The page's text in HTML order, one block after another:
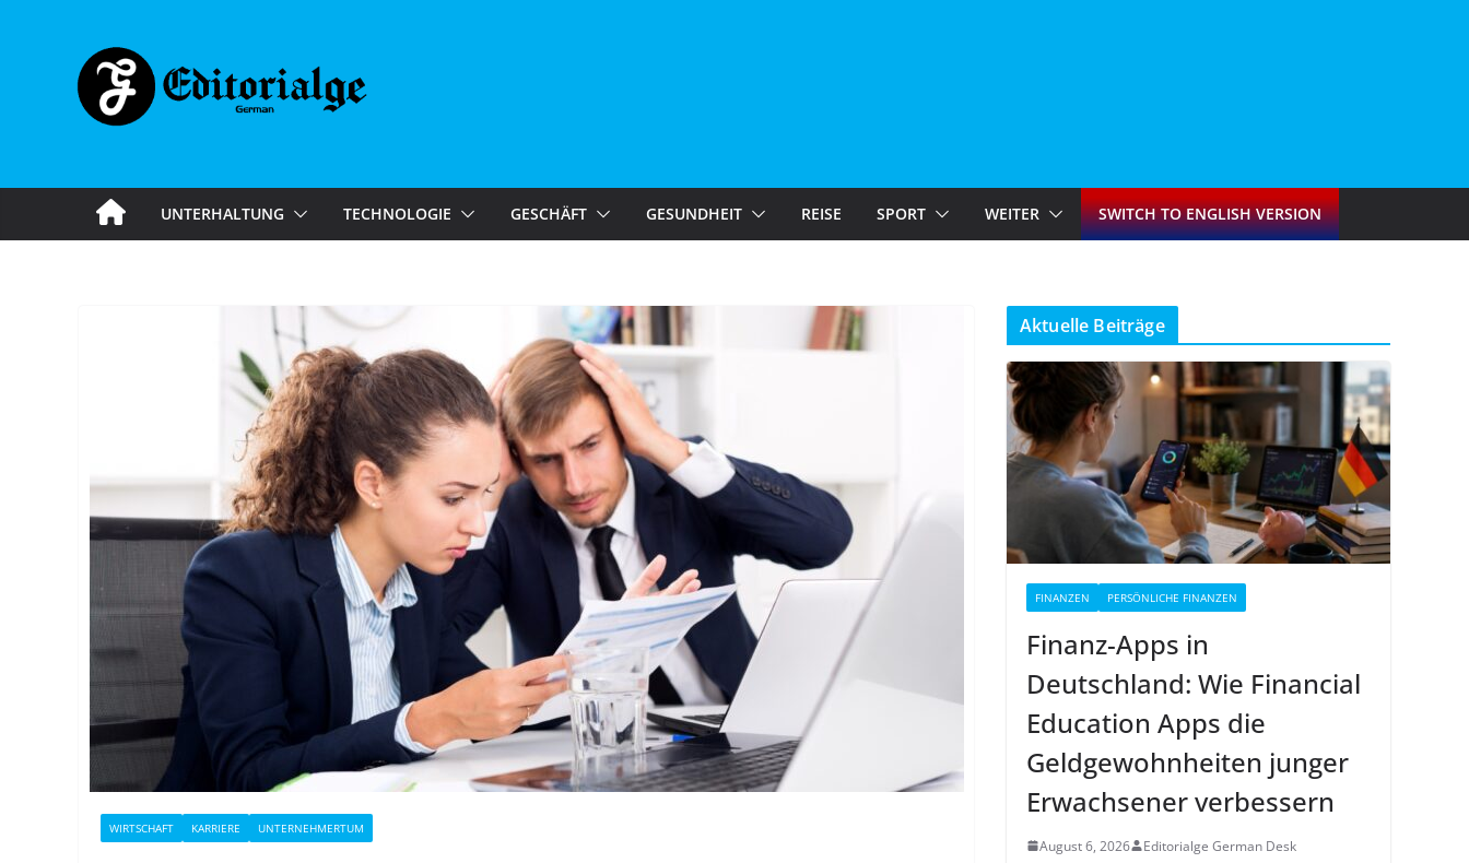
UNTERHALTUNG TECHNOLOGIE GESCHÄFT GESUNDHEIT REISE SPORT WEITER SWITCH TO ENGLISH VERSION
WIRTSCHAFT KARRIERE UNTERNEHMERTUM
Aktuelle Beiträge
FINANZEN PERSÖNLICHE FINANZEN
Finanz-Apps in
Deutschland: Wie Financial
Education Apps die
Geldgewohnheiten junger
Erwachsener verbessern
August 6, 2026 Editorialge German Desk